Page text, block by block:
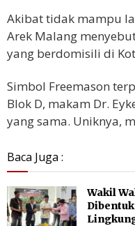
Akibat tidak mampu
Arek Malang
yang berdomisili di
Simbol Freemason
Blok D, makam Dr.
yang sama. Uniknya,
Baca Juga :
Wakil